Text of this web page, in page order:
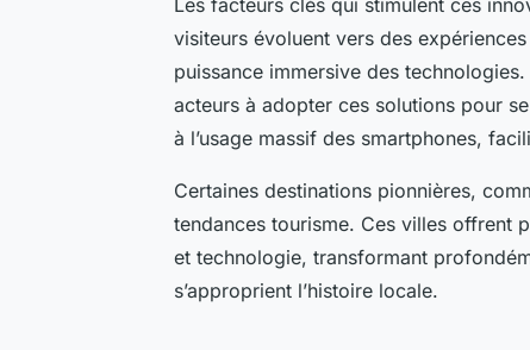
visiteurs évoluent vers des
puissance immersive des
acteurs à adopter ces solutions pour
à l’usage massif des smartphones,
Certaines destinations pionnières,
tendances tourisme. Ces villes offrent
et technologie, transformant
s’approprient l’histoire locale.